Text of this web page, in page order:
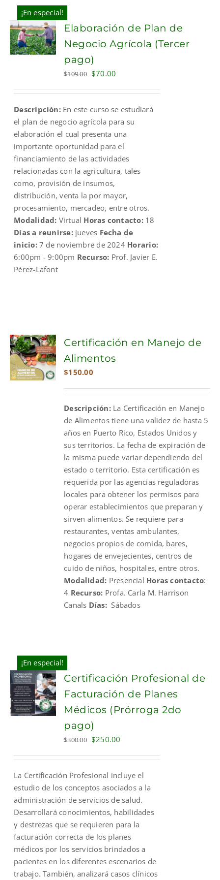
¡En especial!
ADD TO
CART
Elaboración de Plan de
Negocio Agrícola (Tercer
pago)
$109.00 Original
$109.00.
$70.00
$70.00.
Descripción:En este curso se estudiará
el plan de negocio agrícola para su
elaboración el cual presenta una
importante oportunidad para el
financiamiento de las actividades
relacionadas con la agricultura, tales
como, provisión de insumos,
distribución, venta la por mayor,
procesamiento, mercadeo, entre otros.
Modalidad: Virtual Horas contacto:18
Días a reunirse: jueves Fecha de
inicio: 7 de noviembre de 2024 Horario:
6:00pm - 9:00pm Recurso: Prof. Javier E.
Pérez-Lafont
ADD TO
CART
Certificación en Manejo de
Alimentos
$150.00
Descripción: La Certificación en Manejo
de Alimentos tiene una validez de hasta 5
años en Puerto Rico, Estados Unidos y
sus territorios. La fecha de expiración de
la misma puede variar dependiendo del
estado o territorio. Esta certificación es
requerida por las agencias reguladoras
locales para obtener los permisos para
operar establecimientos que preparan y
sirven alimentos. Se requiere para
restaurantes, ventas ambulantes,
negocios propios de comida, bares,
hogares de envejecientes, centros de
cuido de niños, hospitales, entre otros.
Modalidad: Presencial Horas contacto:
4 Recurso: Profa. Carla M. Harrison
Canals Días:Sábados
¡En especial!
ADD TO
Certificación Profesional de
Facturación de Planes
Médicos (Prórroga 2do
pago)
$300.00 Original
$300.00.
$250.00
$250.00.
La Certificación Profesional incluye el
estudio de los conceptos asociados a la
administración de servicios de salud.
Desarrollará conocimientos, habilidades
y destrezas que se requieren para la
facturación correcta de los planes
médicos por los servicios brindados a
pacientes en los diferentes escenarios de
trabajo. También, analizará casos clínicos